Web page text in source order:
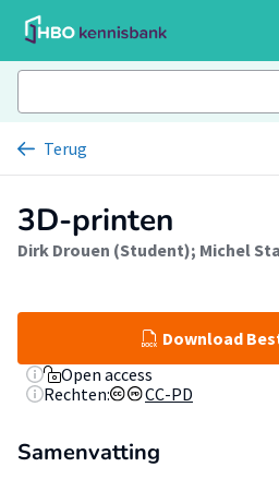
Terug
3D-printen
Dirk Drouen (Student); Michel
Download
Open access
Rechten:
CC-PD
Samenvatting